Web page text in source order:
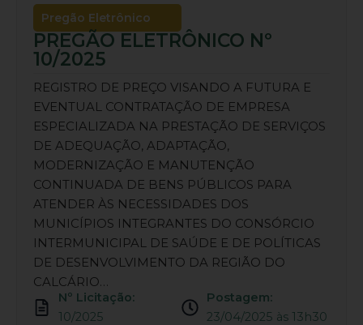
Pregão Eletrônico
PREGÃO ELETRÔNICO Nº
10/2025
REGISTRO DE PREÇO VISANDO A FUTURA E
EVENTUAL CONTRATAÇÃO DE EMPRESA
ESPECIALIZADA NA PRESTAÇÃO DE SERVIÇOS
DE ADEQUAÇÃO, ADAPTAÇÃO,
MODERNIZAÇÃO E MANUTENÇÃO
CONTINUADA DE BENS PÚBLICOS PARA
ATENDER ÀS NECESSIDADES DOS
MUNICÍPIOS INTEGRANTES DO CONSÓRCIO
INTERMUNICIPAL DE SAÚDE E DE POLÍTICAS
DE DESENVOLVIMENTO DA REGIÃO DO
CALCÁRIO…
Nº Licitação:
10/2025
Postagem:
23/04/2025 às 13h30